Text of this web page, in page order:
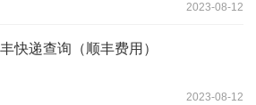
2023-08-12
快递查询（顺丰费用）
2023-08-12